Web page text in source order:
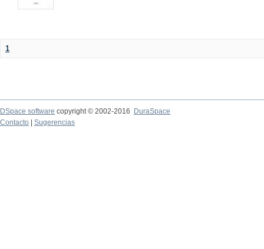
1
DSpace software copyright © 2002-2016
DuraSpace
Contacto
Sugerencias